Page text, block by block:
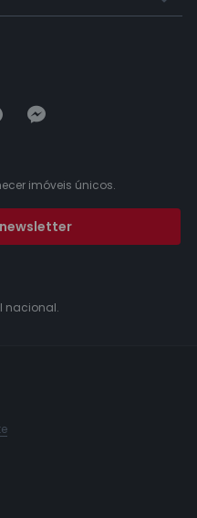
imóveis únicos.
nacional.